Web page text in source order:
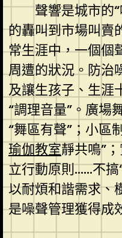
聲響是城市的
的轟叫到市場叫賣
常生涯中，一個個
周遭的狀況。防治
及讓生孩子、生涯
“調理音量”。廣場
“舞區有聲”；小區
瑜伽教室靜共鳴”
立行動原則……不搞
以耐煩和諧需求、
是噪聲管理獲得成